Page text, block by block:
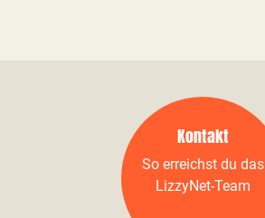
Kontakt
So erreichst du das
LizzyNet-Team